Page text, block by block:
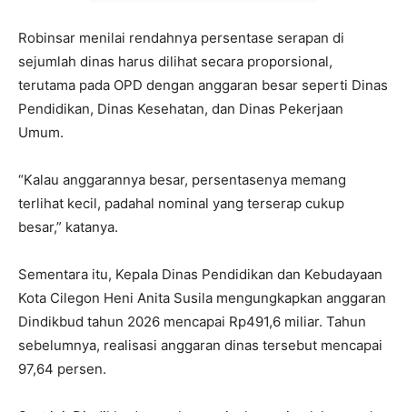
Robinsar menilai rendahnya persentase serapan di
sejumlah dinas harus dilihat secara proporsional,
terutama pada OPD dengan anggaran besar seperti Dinas
Pendidikan, Dinas Kesehatan, dan Dinas Pekerjaan
Umum.
“Kalau anggarannya besar, persentasenya memang
terlihat kecil, padahal nominal yang terserap cukup
besar,” katanya.
Sementara itu, Kepala Dinas Pendidikan dan Kebudayaan
Kota Cilegon Heni Anita Susila mengungkapkan anggaran
Dindikbud tahun 2026 mencapai Rp491,6 miliar. Tahun
sebelumnya, realisasi anggaran dinas tersebut mencapai
97,64 persen.